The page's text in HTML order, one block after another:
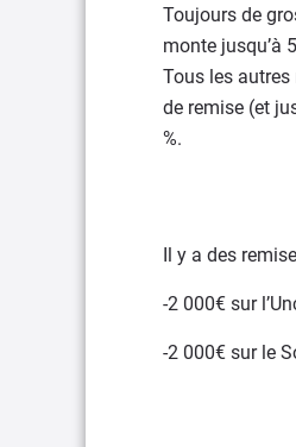
Toujours de
monte jusqu’à
Tous les
de remise (et
%.
Il y a des
-2 000€ sur
-2 000€ sur le